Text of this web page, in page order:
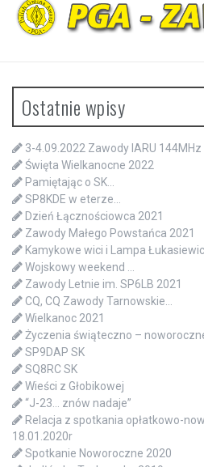
Ostatnie wpisy
3-4.09.2022 Zawody IARU 144MHz
Święta Wielkanocne 2022
Pamiętając o SK…
SP8KDE w eterze…
Dzień Łącznościowca 2021
Zawody Małego Powstańca 2021
Kamykowe wici i Lampa
Wojskowy weekend …
Zawody Letnie im. SP6LB 2021
CQ, CQ Zawody Tarnowskie…
Wielkanoc 2021
Życzenia świąteczno –
SP9DAP SK
SQ8RC SK
Wieści z Głobikowej
“J-23… znów nadaje”
Relacja z spotkania opłatkowo-
18.01.2020r
Spotkanie Noworoczne 2020